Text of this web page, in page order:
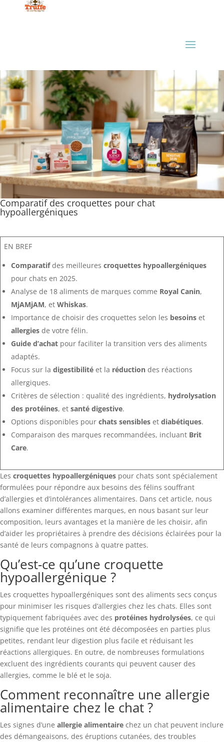
Comparatif des croquettes pour chat
hypoallergéniques
EN BREF
Comparatifdes meilleures croquettes hypoallergéniques
pour chats en 2025.
Analyse de 18 aliments de marques comme Royal Canin,
MjAMjAM, et Whiskas.
Importance de choisir des croquettes selon les besoins et
allergies de votre félin.
Guide d’achat pour faciliter la transition vers des aliments
adaptés.
Focus sur la digestibilité et la réduction des réactions
allergiques.
Critères de sélection : qualité des ingrédients, hydrolysation
des protéines, et santé digestive.
Options disponibles pour chats sensibles et diabétiques.
Comparaison des marques recommandées, incluant Brit
Care.
Les croquettes hypoallergéniques pour chats sont spécialement
formulées pour répondre aux besoins des félins souffrant
d’allergies et d’intolérances alimentaires. Dans cet article, nous
allons examiner différentes marques, en nous basant sur leur
composition, leurs avantages et la manière de les choisir, afin
d’aider les propriétaires à prendre des décisions éclairées pour la
santé de leurs compagnons à quatre pattes.
Qu’est-ce qu’une croquette
hypoallergénique ?
Les croquettes hypoallergéniques sont des aliments secs conçus
pour minimiser les risques d’allergies chez les chats. Elles sont
typiquement fabriquées avec des protéines hydrolysées, ce qui
signifie que les protéines ont été décomposées en parties plus
petites, rendant leur digestion plus facile et réduisant les
réactions allergiques. En outre, de nombreuses formulations
excluent des ingrédients courants qui peuvent causer des
allergies, comme le blé et le soja.
Comment reconnaître une allergie
alimentaire chez le chat ?
Les signes d’une allergie alimentaire chez un chat peuvent inclure
des démangeaisons, des éruptions cutanées, des troubles